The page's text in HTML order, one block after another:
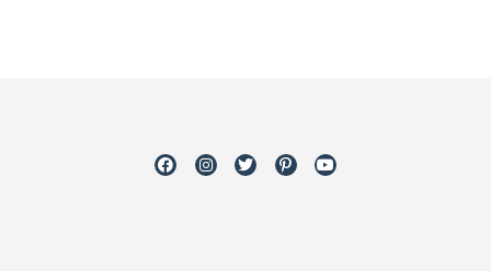
FacebookInstagram
TwitterPinterestYoutube